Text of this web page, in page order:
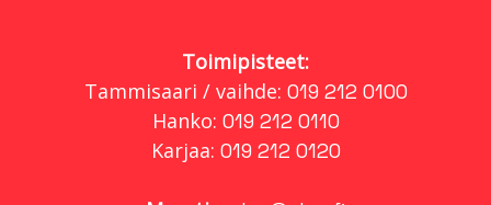
Toimipisteet:
Tammisaari / vaihde: 019 212 0100
Hanko: 019 212 0110
Karjaa: 019 212 0120